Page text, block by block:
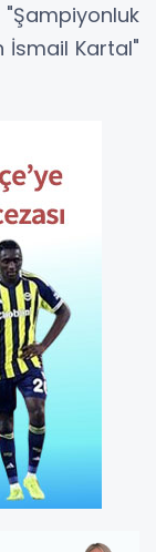
"Şampiyonluk
İsmail Kartal"